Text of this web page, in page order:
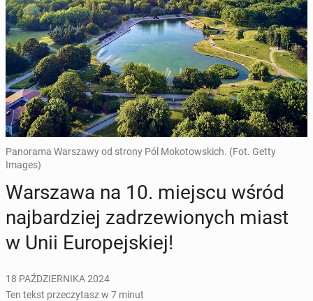
Panorama Warszawy od strony Pól Mokotowskich. (Fot. Getty
Images)
War­sza­wa na 10. miejscu wśród
naj­bar­dziej za­drze­wio­nych miast
w Unii Eu­ro­pej­skiej!
18 PAŹDZIERNIKA 2024
Ten tekst przeczytasz w 7 minut